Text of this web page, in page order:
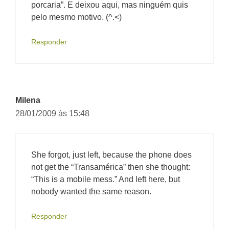
porcaria”. E deixou aqui, mas ninguém quis
pelo mesmo motivo. (^.<)
Responder
Milena
28/01/2009 às 15:48
She forgot, just left, because the phone does
not get the “Transamérica” then she thought:
“This is a mobile mess.” And left here, but
nobody wanted the same reason.
Responder